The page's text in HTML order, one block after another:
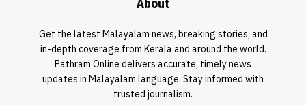
About
Get the latest Malayalam news, breaking stories, and
in-depth coverage from Kerala and around the world.
Pathram Online delivers accurate, timely news
updates in Malayalam language. Stay informed with
trusted journalism.